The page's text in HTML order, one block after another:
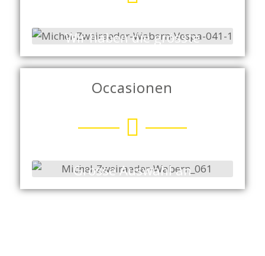
Wir haben die grösste
Vespa Auswahl in Bern.
Occasionen
Grosse Auswahl an
Occasionen von Vespas